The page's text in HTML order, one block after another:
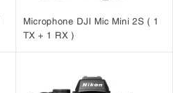
Microphone DJI Mic Mini 2S ( 1
TX + 1 RX )